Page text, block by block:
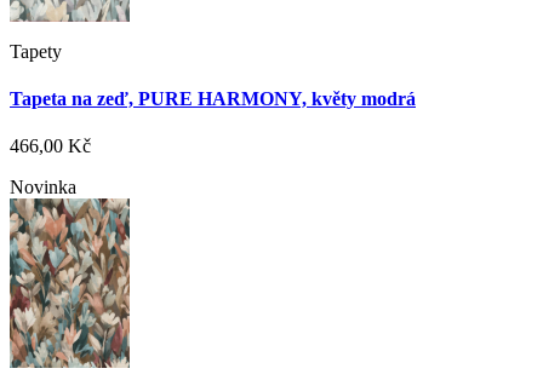
Tapety
Tapeta na zeď, PURE HARMONY, květy modrá
466,00 Kč
Novinka